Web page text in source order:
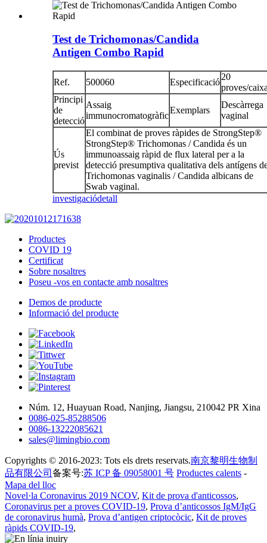
Test de Trichomonas/Candida
Antigen Combo Rapid
Ref. 500060 Especificació
20
proves/
Principi
de
detecció
Assaig
immunocromatogràfic
Exemplars
Descàrrega
vaginal
Ús
previst
El combinat de proves ràpides de StrongStep®
StrongStep® Trichomonas / Candida és un
immunoassaig ràpid de flux lateral per a la
detecció presumptiva qualitativa dels antígens
Trichomonas vaginalis / Candida albicans de
Swab vaginal.
investigaciódetall
Productes
COVID 19
Certificat
Sobre nosaltres
Poseu -vos en contacte amb nosaltres
Demos de producte
Informació del producte
Núm. 12, Huayuan Road, Nanjing, Jiangsu, 210042 PR Xina
0086-025-85288506
0086-13222085621
sales@limingbio.com
Copyrights © 2016-2023: Tots els drets reservats.南京黎明生物制
品有限公司 备案号:苏 ICP 备 09058001 号 Productes calents -
Mapa del lloc
Novel·la Coronavirus 2019 NCOV, Kit de prova d'anticossos,
Coronavirus per a proves COVID-19, Prova d’anticossos IgM/IgG
de coronavirus humà, Prova d’antigen criptocòcic, Kit de proves
ràpids COVID-19,